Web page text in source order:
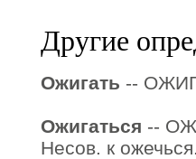
Другие
Ожигать --
Ожигаться --
Несов. к